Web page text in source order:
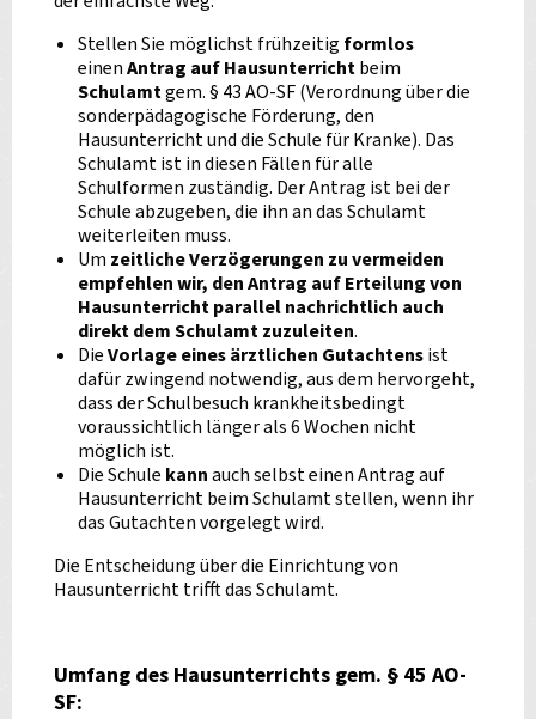
Stellen Sie möglichst frühzeitig formlos
einenAntrag auf Hausunterrichtbeim
Schulamtgem.§ 43 AO-SF(Verordnung über die
sonderpädagogische Förderung, den
Hausunterricht und die Schule für Kranke). Das
Schulamt ist in diesen Fällen für alle
Schulformen zuständig. Der Antrag ist bei der
Schule abzugeben, die ihn an das Schulamt
weiterleiten muss.
Um zeitliche Verzögerungen zu vermeiden
empfehlen wir, den Antrag auf Erteilung von
Hausunterricht parallel nachrichtlich auch
direkt dem Schulamt zuzuleiten.
DieVorlage eines ärztlichen Gutachtensist
dafür zwingend notwendig, aus dem hervorgeht,
dass der Schulbesuch krankheitsbedingt
voraussichtlich länger als 6 Wochen nicht
möglich ist.
Die Schule kannauch selbst einen Antrag auf
Hausunterricht beim Schulamt stellen, wenn ihr
das Gutachten vorgelegt wird.
Die Entscheidung über die Einrichtung von
Hausunterricht trifft das Schulamt.
Umfang des Hausunterrichts gem. § 45 AO-
SF: